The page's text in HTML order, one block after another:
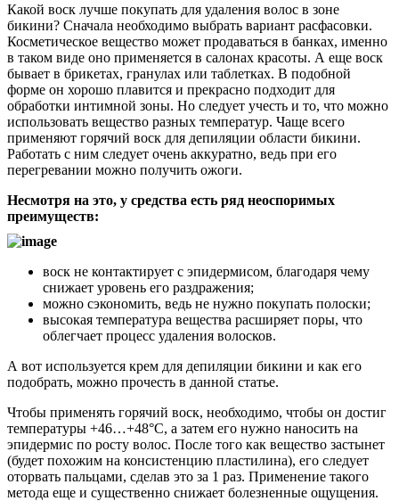
Какой воск лучше покупать для удаления волос в зоне
бикини? Сначала необходимо выбрать вариант расфасовки.
Косметическое вещество может продаваться в банках, именно
в таком виде оно применяется в салонах красоты. А еще воск
бывает в брикетах, гранулах или таблетках. В подобной
форме он хорошо плавится и прекрасно подходит для
обработки интимной зоны. Но следует учесть и то, что можно
использовать вещество разных температур. Чаще всего
применяют горячий воск для депиляции области бикини.
Работать с ним следует очень аккуратно, ведь при его
перегревании можно получить ожоги.
Несмотря на это, у средства есть ряд неоспоримых
преимуществ:
воск не контактирует с эпидермисом, благодаря чему
снижает уровень его раздражения;
можно сэкономить, ведь не нужно покупать полоски;
высокая температура вещества расширяет поры, что
облегчает процесс удаления волосков.
А вот используется крем для депиляции бикини и как его
подобрать, можно прочесть в данной статье.
Чтобы применять горячий воск, необходимо, чтобы он достиг
температуры +46…+48°С, а затем его нужно наносить на
эпидермис по росту волос. После того как вещество застынет
(будет похожим на консистенцию пластилина), его следует
оторвать пальцами, сделав это за 1 раз. Применение такого
метода еще и существенно снижает болезненные ощущения.